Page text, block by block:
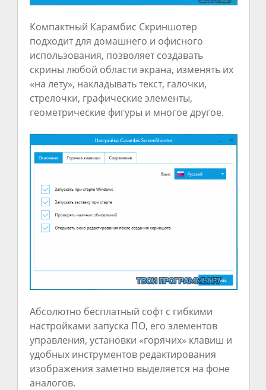
Компактный Карамбис Скриншотер
подходит для домашнего и офисного
использования, позволяет создавать
скрины любой области экрана, изменять их
«на лету», накладывать текст, галочки,
стрелочки, графические элементы,
геометрические фигуры и многое другое.
Абсолютно бесплатный софт с гибкими
настройками запуска ПО, его элементов
управления, установки «горячих» клавиш и
удобных инструментов редактирования
изображения заметно выделяется на фоне
аналогов.